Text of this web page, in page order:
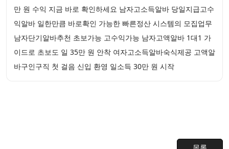
만 원 수익 지금 바로 확인하세요 남자고소득알바 당일지급고수
익알바 일한만큼 바로확인 가능한 빠른정산 시스템의 모집업무
남자단기알바추천 초보가능 고수익가능 남자고액알바 1대1 가
이드로 초보도 일 35만 원 안착 여자고소득알바숙식제공 고액알
바구인구직 첫 걸음 신입 환영 일소득 30만 원 시작